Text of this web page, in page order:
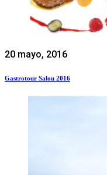
20 mayo, 2016
Gastrotour Salou 2016